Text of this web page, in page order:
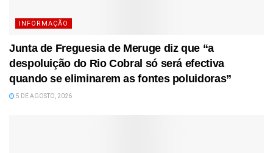
INFORMAÇÃO
Junta de Freguesia de Meruge diz que “a
despoluição do Rio Cobral só será efectiva
quando se eliminarem as fontes poluidoras”
5 DE AGOSTO, 2026